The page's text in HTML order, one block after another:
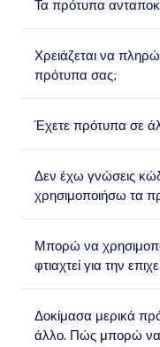
Τα πρότυπα
Χρειάζεται να
πρότυπα σας;
Έχετε πρότυπα σε
Δεν έχω γνώσεις
χρησιμοποιήσω τα
Μπορώ να
φτιαχτεί για την
Δοκίμασα μερικά
άλλο. Πώς μπορώ